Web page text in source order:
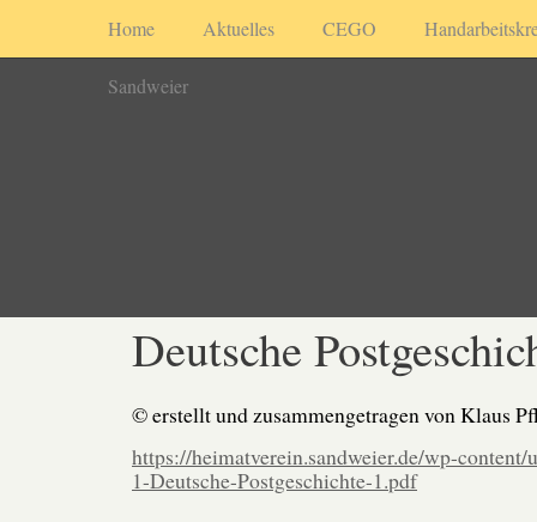
Home Aktuelles CEGO
Sandweier
Deutsche
© erstellt und zusammengetragen von Klaus
https://heimatverein.sandweier.de/wp-
1-Deutsche-Postgeschichte-1.pdf